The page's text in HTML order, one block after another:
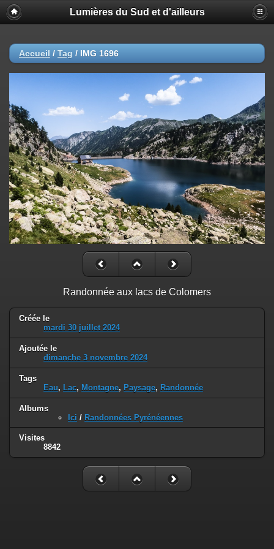
Lumières du Sud et d'ailleurs
Accueil / Tag / IMG 1696
Randonnée aux lacs de Colomers
Créée le
mardi 30 juillet 2024
Ajoutée le
dimanche 3 novembre 2024
Tags
Eau, Lac, Montagne, Paysage, Randonnée
Albums
Ici / Randonnées Pyrénéennes
Visites
8842